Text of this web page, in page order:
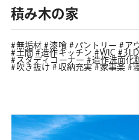
積み木の家
無垢材 漆喰 パントリー ア
土間
造作キッチン WIC
スタディコーナー
造作洗面化
吹き抜け
収納充実 家事楽